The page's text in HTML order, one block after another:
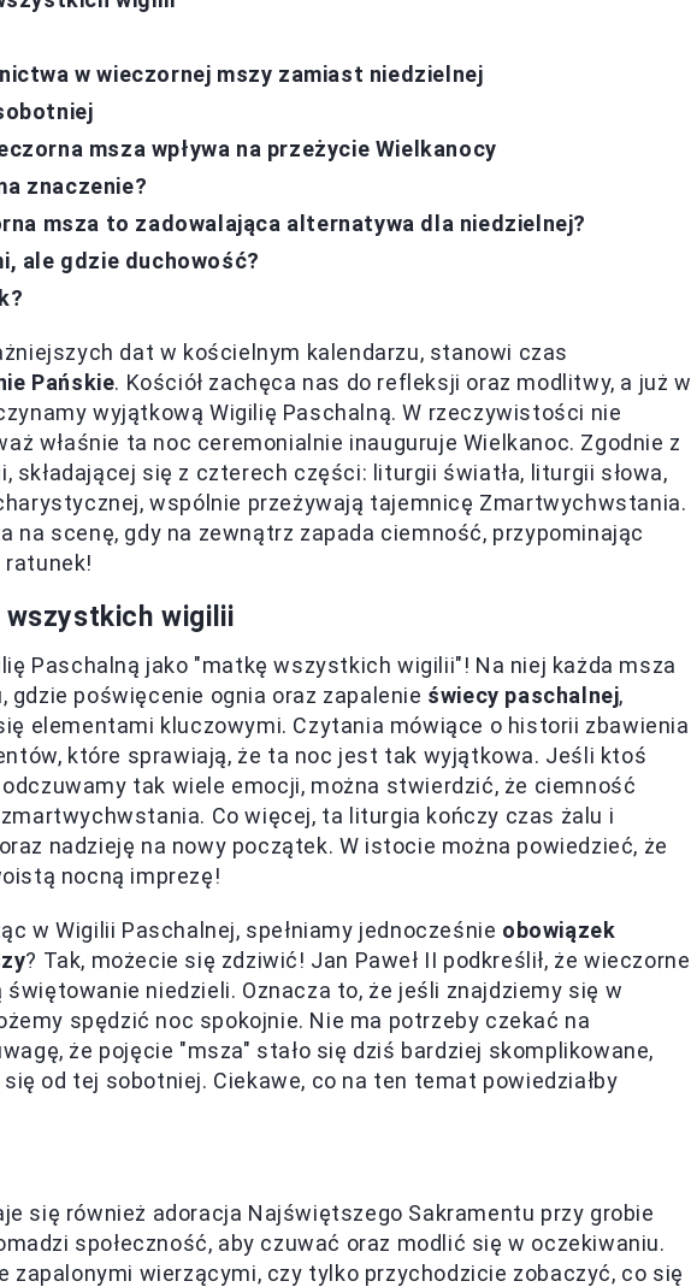
w wieczornej mszy zamiast niedzielnej
msza wpływa na przeżycie Wielkanocy
znaczenie?
msza to zadowalająca alternatywa dla niedzielnej?
ale gdzie duchowość?
dat w kościelnym kalendarzu, stanowi czas
Pańskie. Kościół zachęca nas do refleksji oraz modlitwy, a już w
wyjątkową Wigilię Paschalną. W rzeczywistości nie
właśnie ta noc ceremonialnie inauguruje Wielkanoc. Zgodnie z
się z czterech części: liturgii światła, liturgii słowa,
wspólnie przeżywają tajemnicę Zmartwychwstania.
na scenę, gdy na zewnątrz zapada ciemność, przypominając
wszystkich wigilii
Paschalną jako "matkę wszystkich wigilii"! Na niej każda msza
poświęcenie ognia oraz zapalenie świecy paschalnej,
elementami kluczowymi. Czytania mówiące o historii zbawienia
które sprawiają, że ta noc jest tak wyjątkowa. Jeśli ktoś
tak wiele emocji, można stwierdzić, że ciemność
Co więcej, ta liturgia kończy czas żalu i
nadzieję na nowy początek. W istocie można powiedzieć, że
nocną imprezę!
w Wigilii Paschalnej, spełniamy jednocześnie obowiązek
? Tak, możecie się zdziwić! Jan Paweł II podkreślił, że wieczorne
niedzieli. Oznacza to, że jeśli znajdziemy się w
spędzić noc spokojnie. Nie ma potrzeby czekać na
że pojęcie "msza" stało się dziś bardziej skomplikowane,
od tej sobotniej. Ciekawe, co na ten temat powiedziałby
się również adoracja Najświętszego Sakramentu przy grobie
społeczność, aby czuwać oraz modlić się w oczekiwaniu.
zapalonymi wierzącymi, czy tylko przychodzicie zobaczyć, co się